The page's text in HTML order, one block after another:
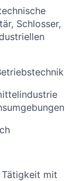
Schlosser,
Tätigkeit mit